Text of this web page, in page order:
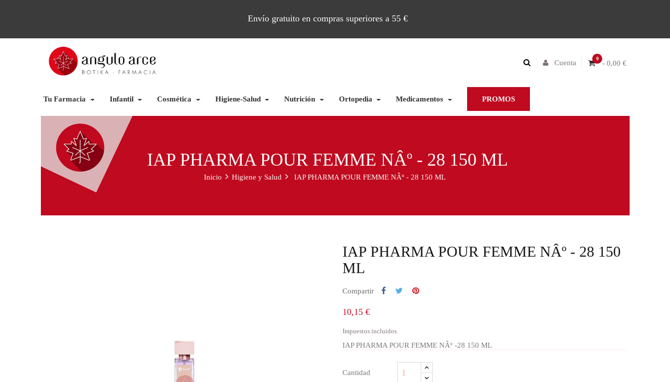
Envío gratuito en compras superiores a 55 €
0
- 0,00 €
Cuenta
Tu Farmacia Infantil Cosmética Higiene-Salud Nutrición Ortopedia Medicamentos PROMOS
IAP PHARMA POUR FEMME NÂº - 28 150 ML
Inicio Higiene y Salud IAP PHARMA POUR FEMME NÂº - 28 150 ML
IAP PHARMA POUR FEMME NÂº - 28 150
ML
Compartir
10,15 €
Impuestos incluidos
IAP PHARMA POUR FEMME NÂº -28 150 ML
Cantidad